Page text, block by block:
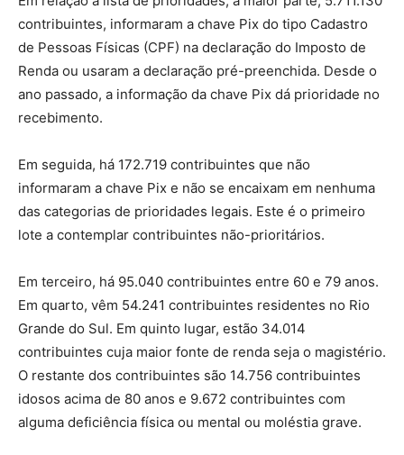
contribuintes, informaram a chave Pix do tipo Cadastro
de Pessoas Físicas (CPF) na declaração do Imposto de
Renda ou usaram a declaração pré-preenchida. Desde o
ano passado, a informação da chave Pix dá prioridade no
recebimento.
Em seguida, há 172.719 contribuintes que não
informaram a chave Pix e não se encaixam em nenhuma
das categorias de prioridades legais. Este é o primeiro
lote a contemplar contribuintes não-prioritários.
Em terceiro, há 95.040 contribuintes entre 60 e 79 anos.
Em quarto, vêm 54.241 contribuintes residentes no Rio
Grande do Sul. Em quinto lugar, estão 34.014
contribuintes cuja maior fonte de renda seja o magistério.
O restante dos contribuintes são 14.756 contribuintes
idosos acima de 80 anos e 9.672 contribuintes com
alguma deficiência física ou mental ou moléstia grave.